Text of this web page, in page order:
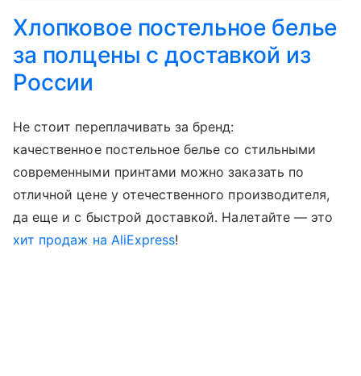
Хлопковое постельное белье
за полцены с доставкой из
России
Не стоит переплачивать за бренд:
качественное постельное белье со стильными
современными принтами можно заказать по
отличной цене у отечественного производителя,
да еще и с быстрой доставкой. Налетайте — это
хит продаж на AliExpress!